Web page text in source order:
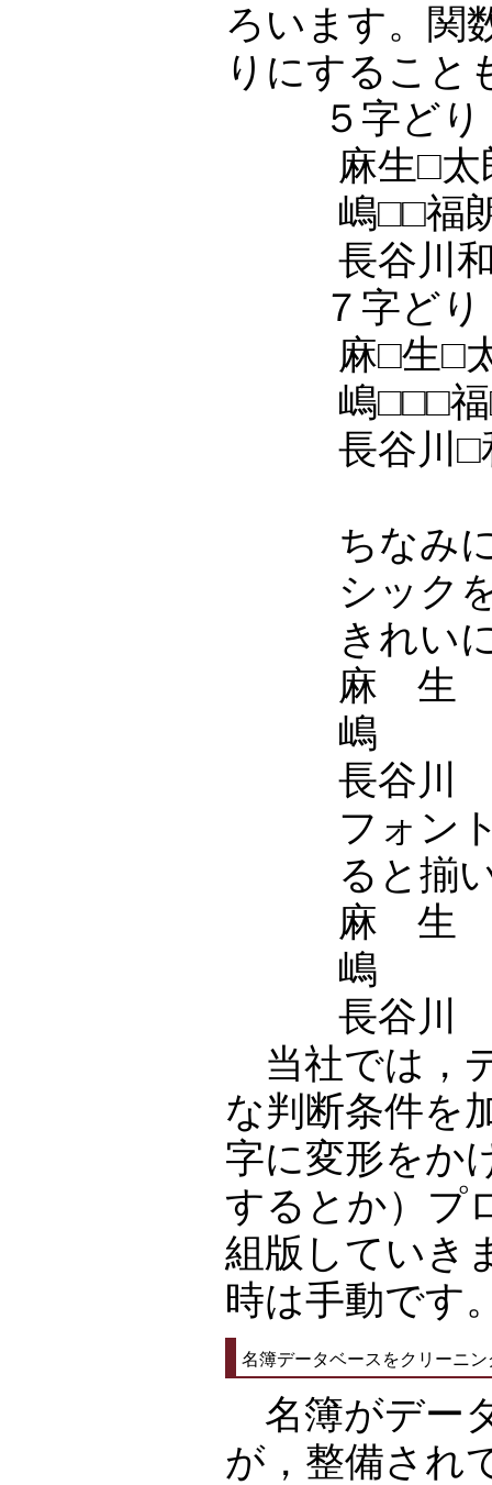
ろいます。関
りにすること
５字ど
麻生□太
嶋□□福
長谷川
７字ど
麻□生□
嶋□□□
長谷川□
ちなみ
シック
きれい
麻 生
嶋
長谷
フォン
ると揃
麻 生
嶋
長谷
当社では，
な判断条件を
字に変形をか
するとか）プ
組版していき
時は手動です
名簿データベースをクリーニン
名簿がデー
が，整備され